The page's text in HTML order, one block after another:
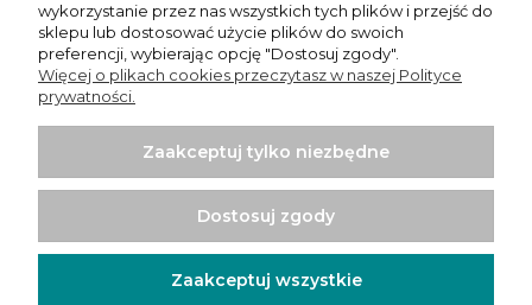
Moje konto
Płatności i dostawa
Potrzebujesz pomocy? Skontaktuj się z nami!
780065102
sprzedaz@psishop.pl
wykorzystanie przez nas wszystkich tych plików i przejść do
sklepu lub dostosować użycie plików do swoich
preferencji, wybierając opcję "Dostosuj zgody".
Więcej o plikach cookies przeczytasz w naszej Polityce
prywatności.
Zaakceptuj tylko niezbędne
Dostosuj zgody
Zaakceptuj wszystkie